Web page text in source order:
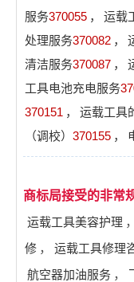
服务370055 ， 运载
处理服务370082 ，
清洁服务370087 ，
工具电池充电服务
370151 ，
运载工具
（调校） 370155 ，
商标局接受的非常
运载工具美容护理 ，
修 ， 运载工具修理
航空器加油服务 ，